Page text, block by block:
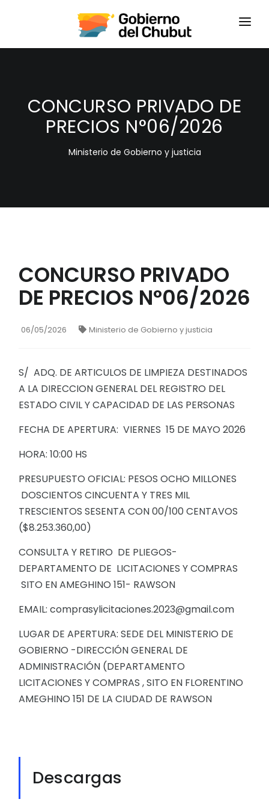
HOME
CONCURSO PRIVADO DE
PRECIOS N°06/2026
Ministerio de Gobierno y justicia
CONCURSO PRIVADO
DE PRECIOS N°06/2026
06/05/2026 Ministerio de Gobierno y justicia
S/ ADQ. DE ARTICULOS DE LIMPIEZA DESTINADOS
A LA DIRECCION GENERAL DEL REGISTRO DEL
ESTADO CIVIL Y CAPACIDAD DE LAS PERSONAS
FECHA DE APERTURA: VIERNES 15 DE MAYO 2026
HORA: 10:00 HS
PRESUPUESTO OFICIAL: PESOS OCHO MILLONES
DOSCIENTOS CINCUENTA Y TRES MIL
TRESCIENTOS SESENTA CON 00/100 CENTAVOS
($8.253.360,00)
CONSULTA Y RETIRO DE PLIEGOS-
DEPARTAMENTO DE LICITACIONES Y COMPRAS
SITO EN AMEGHINO 151- RAWSON
EMAIL: comprasylicitaciones.2023@gmail.com
LUGAR DE APERTURA: SEDE DEL MINISTERIO DE
GOBIERNO -DIRECCIÓN GENERAL DE
ADMINISTRACIÓN (DEPARTAMENTO
LICITACIONES Y COMPRAS , SITO EN FLORENTINO
AMEGHINO 151 DE LA CIUDAD DE RAWSON
Descargas